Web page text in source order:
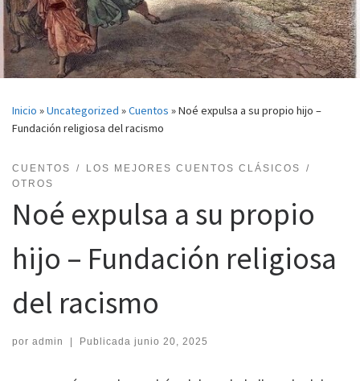
Inicio »Uncategorized »Cuentos »Noé expulsa a su propio hijo –
Fundación religiosa del racismo
CUENTOS
LOS MEJORES CUENTOS CLÁSICOS
OTROS
Noé expulsa a su propio
hijo – Fundación religiosa
del racismo
por admin | Publicada junio 20, 2025